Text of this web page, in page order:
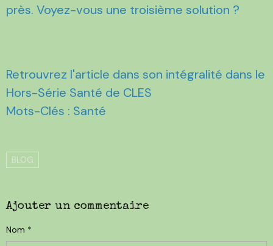
près. Voyez-vous une troisième solution ?
Retrouvrez l'article dans son intégralité dans le
Hors-Série Santé de CLES
Mots-Clés : Santé
BLOG
Ajouter un commentaire
Nom